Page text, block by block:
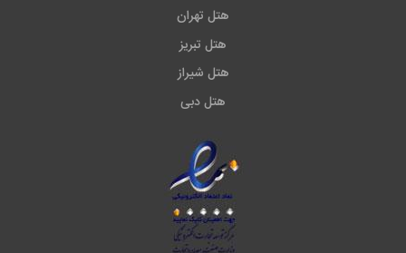
هتل تهران
هتل تبریز
هتل شیراز
هتل دبی